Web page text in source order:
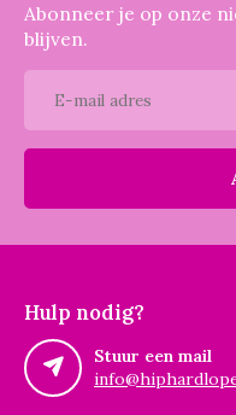
Abonneer je op onze
blijven.
Hulp nodig?
Stuur een mail